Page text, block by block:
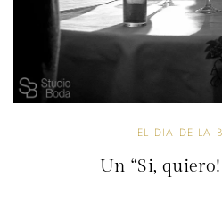
EL DIA DE LA
Un “Si,